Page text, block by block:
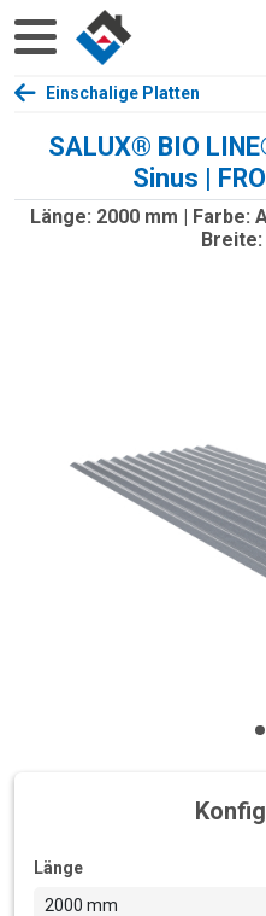
Einschalige Platten
SALUX® BIO
Sinus |
Länge: 2000 mm | Farbe:
Breite:
Länge
2000 mm